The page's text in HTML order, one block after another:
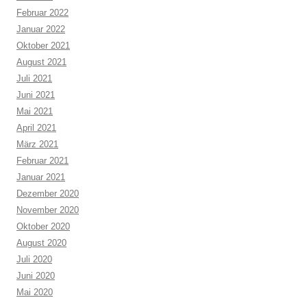
Februar 2022
Januar 2022
Oktober 2021
August 2021
Juli 2021
Juni 2021
Mai 2021
April 2021
März 2021
Februar 2021
Januar 2021
Dezember 2020
November 2020
Oktober 2020
August 2020
Juli 2020
Juni 2020
Mai 2020